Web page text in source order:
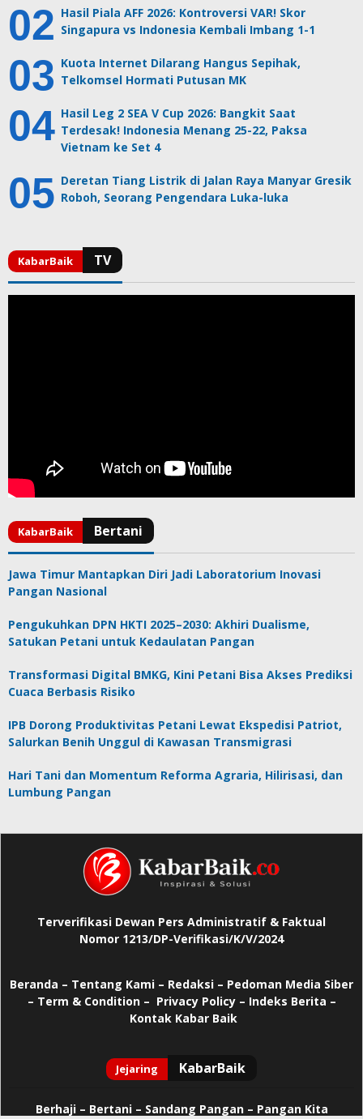
Hasil Piala AFF 2026: Kontroversi VAR! Skor
Singapura vs Indonesia Kembali Imbang 1-1
Kuota Internet Dilarang Hangus Sepihak,
Telkomsel Hormati Putusan MK
Hasil Leg 2 SEA V Cup 2026: Bangkit Saat
Terdesak! Indonesia Menang 25-22, Paksa
Vietnam ke Set 4
Deretan Tiang Listrik di Jalan Raya Manyar Gresik
Roboh, Seorang Pengendara Luka-luka
Jawa Timur Mantapkan Diri Jadi Laboratorium Inovasi
Pangan Nasional
Pengukuhkan DPN HKTI 2025–2030: Akhiri Dualisme,
Satukan Petani untuk Kedaulatan Pangan
Transformasi Digital BMKG, Kini Petani Bisa Akses Prediksi
Cuaca Berbasis Risiko
IPB Dorong Produktivitas Petani Lewat Ekspedisi Patriot,
Salurkan Benih Unggul di Kawasan Transmigrasi
Hari Tani dan Momentum Reforma Agraria, Hilirisasi, dan
Lumbung Pangan
Terverifikasi Dewan Pers Administratif & Faktual
Nomor 1213/DP-Verifikasi/K/V/2024
Beranda – Tentang Kami – Redaksi – Pedoman Media Siber
– Term & Condition – Privacy Policy– Indeks Berita –
Kontak Kabar Baik
Berhaji– Bertani – Sandang Pangan – Pangan Kita